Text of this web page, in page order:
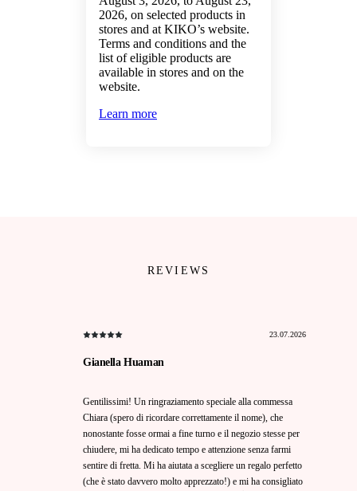
2026, on selected products in
stores and at KIKO’s website.
Terms and conditions and the
list of eligible products are
available in stores and on the
website.
Learn more
REVIEWS
23.07.2026
Gianella Huaman
Gentilissimi! Un ringraziamento speciale alla commessa
Chiara (spero di ricordare correttamente il nome), che
nonostante fosse ormai a fine turno e il negozio stesse per
chiudere, mi ha dedicato tempo e attenzione senza farmi
sentire di fretta. Mi ha aiutata a scegliere un regalo perfetto
(che è stato davvero molto apprezzato!) e mi ha consigliato